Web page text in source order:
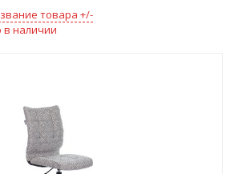
товара +/-
в наличии